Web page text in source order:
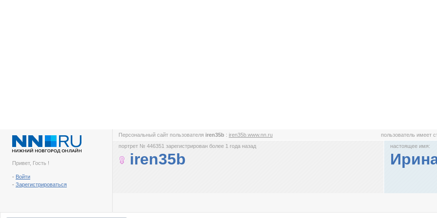
Привет, Гость !
- Войти
- Зарегистрироваться
Персональный сайт пользователя iren35b : iren35b.www.nn.ru пользователь имеет
портрет № 446351 зарегистрирован более 1 года назад
iren35b
настоящее имя: